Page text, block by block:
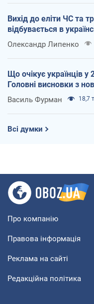
Вихід до еліти ЧС та
відбувається в
Олександр Липенко
Що очікує українців
Головні висновки з
Василь Фурман 18,7
Всі думки
Про компанію
Правова інформація
Реклама на сайті
Редакційна політика